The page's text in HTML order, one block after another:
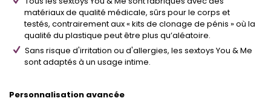
matériaux de qualité médicale, sûrs pour le corps et
testés, contrairement aux « kits de clonage de pénis » où la
qualité du plastique peut être plus qu’aléatoire.
Sans risque d'irritation ou d'allergies, les sextoys You & Me
sont adaptés à un usage intime.
Personnalisation avancée